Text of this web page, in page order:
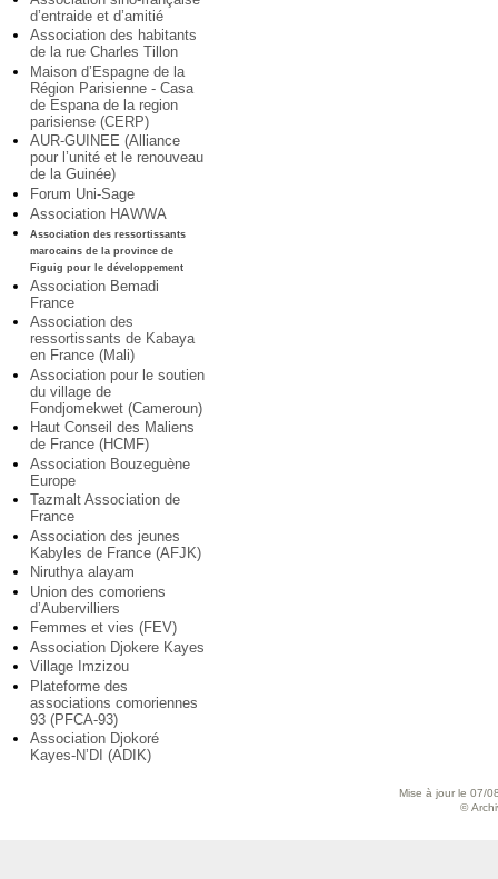
d’entraide et d’amitié
Association des habitants
de la rue Charles Tillon
Maison d’Espagne de la
Région Parisienne - Casa
de Espana de la region
parisiense (CERP)
AUR-GUINEE (Alliance
pour l’unité et le renouveau
de la Guinée)
Forum Uni-Sage
Association HAWWA
Association des ressortissants
marocains de la province de
Figuig pour le développement
Association Bemadi
France
Association des
ressortissants de Kabaya
en France (Mali)
Association pour le soutien
du village de
Fondjomekwet (Cameroun)
Haut Conseil des Maliens
de France (HCMF)
Association Bouzeguène
Europe
Tazmalt Association de
France
Association des jeunes
Kabyles de France (AFJK)
Niruthya alayam
Union des comoriens
d’Aubervilliers
Femmes et vies (FEV)
Association Djokere Kayes
Village Imzizou
Plateforme des
associations comoriennes
93 (PFCA-93)
Association Djokoré
Kayes-N’DI (ADIK)
Mise à jour le 07/
©